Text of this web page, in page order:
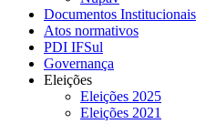
Documentos Institucionais
Atos normativos
PDI IFSul
Governança
Eleições
Eleições 2025
Eleições 2021